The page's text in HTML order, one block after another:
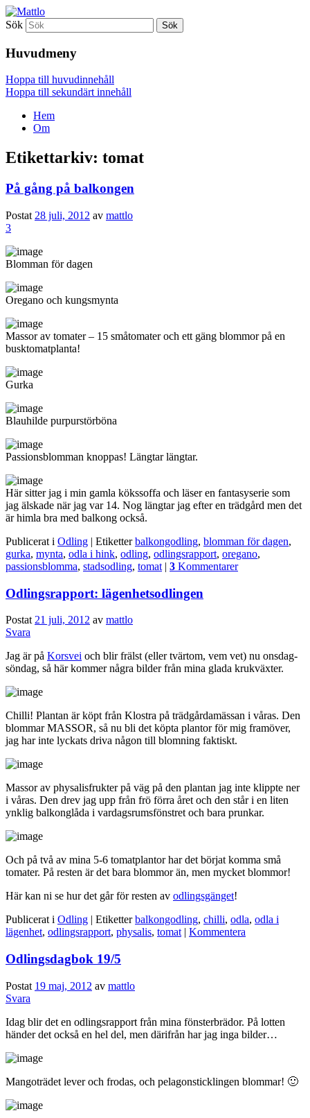
Mattlo
Sök
Huvudmeny
Hoppa till huvudinnehåll
Hoppa till sekundärt innehåll
Hem
Om
Etikettarkiv: tomat
På gång på balkongen
Postat 28 juli, 2012 av mattlo
3
Blomman för dagen
Oregano och kungsmynta
Massor av tomater – 15 småtomater och ett gäng blommor på en
busktomatplanta!
Gurka
Blauhilde purpurstörböna
Passionsblomman knoppas! Längtar längtar.
Här sitter jag i min gamla kökssoffa och läser en fantasyserie som
jag älskade när jag var 14. Nog längtar jag efter en trädgård men det
är himla bra med balkong också.
Publicerat i Odling | Etiketter balkongodling, blomman för dagen,
gurka, mynta, odla i hink, odling, odlingsrapport, oregano,
passionsblomma, stadsodling, tomat | 3 Kommentarer
Odlingsrapport: lägenhetsodlingen
Postat21 juli, 2012 av mattlo
Svara
Jag är på Korsvei och blir frälst (eller tvärtom, vem vet) nu onsdag-
söndag, så här kommer några bilder från mina glada krukväxter.
Chilli! Plantan är köpt från Klostra på trädgårdamässan i våras. Den
blommar MASSOR, så nu bli det köpta plantor för mig framöver,
jag har inte lyckats driva någon till blomning faktiskt.
Massor av physalisfrukter på väg på den plantan jag inte klippte ner
i våras. Den drev jag upp från frö förra året och den står i en liten
ynklig balkonglåda i vardagsrumsfönstret och bara prunkar.
Och på två av mina 5-6 tomatplantor har det börjat komma små
tomater. På resten är det bara blommor än, men mycket blommor!
Här kan ni se hur det går för resten av odlingsgänget!
Publicerat i Odling | Etiketter balkongodling, chilli, odla, odla i
lägenhet, odlingsrapport, physalis, tomat | Kommentera
Odlingsdagbok 19/5
Postat 19 maj, 2012 av mattlo
Svara
Idag blir det en odlingsrapport från mina fönsterbrädor. På lotten
händer det också en hel del, men därifrån har jag inga bilder…
Mangoträdet lever och frodas, och pelagonsticklingen blommar! 🙂